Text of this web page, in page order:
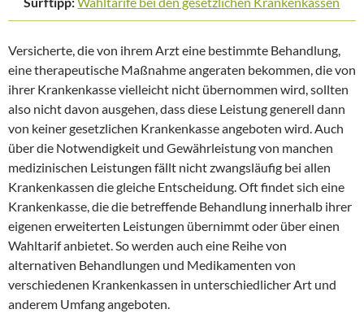
Versicherte, die von ihrem Arzt eine bestimmte Behandlung,
eine therapeutische Maßnahme angeraten bekommen, die von
ihrer Krankenkasse vielleicht nicht übernommen wird, sollten
also nicht davon ausgehen, dass diese Leistung generell dann
von keiner gesetzlichen Krankenkasse angeboten wird. Auch
über die Notwendigkeit und Gewährleistung von manchen
medizinischen Leistungen fällt nicht zwangsläufig bei allen
Krankenkassen die gleiche Entscheidung. Oft findet sich eine
Krankenkasse, die die betreffende Behandlung innerhalb ihrer
eigenen erweiterten Leistungen übernimmt oder über einen
Wahltarif anbietet. So werden auch eine Reihe von
alternativen Behandlungen und Medikamenten von
verschiedenen Krankenkassen in unterschiedlicher Art und
anderem Umfang angeboten.